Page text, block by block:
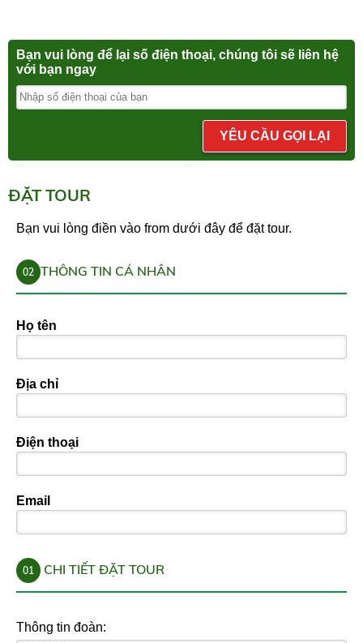
Bạn vui lòng để lại số điện thoại, chúng tôi sẽ liên hệ
với bạn ngay
YÊU CẦU GỌI LẠI
ĐẶT TOUR
Bạn vui lòng điền vào from dưới đây để đặt tour.
02 THÔNG TIN CÁ NHÂN
Họ tên
Địa chỉ
Điện thoại
Email
01 CHI TIẾT ĐẶT TOUR
Thông tin đoàn: